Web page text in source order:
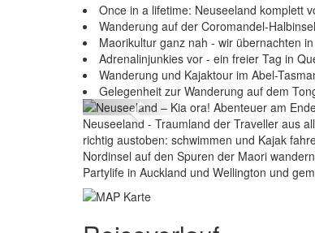
Once in a lifetime: Neuseeland komplett
Wanderung auf der Coromandel-
Maorikultur ganz nah - wir übernachten
Adrenalinjunkies vor - ein freier Tag in
Wanderung und Kajaktour im Abel-
Gelegenheit zur Wanderung auf dem
Previous
Neuseeland - Traumland der Traveller aus
richtig austoben: schwimmen und Kajak
Nordinsel auf den Spuren der Maori
Partylife in Auckland und Wellington und